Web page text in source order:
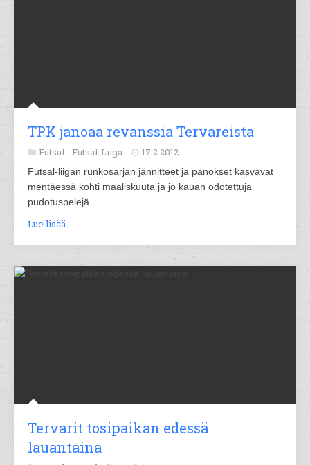
TPK janoaa revanssia Tervareista
Futsal - Futsal-Liiga 17.2.2012
Futsal-liigan runkosarjan jännitteet ja panokset kasvavat
mentäessä kohti maaliskuuta ja jo kauan odotettuja
pudotuspelejä.
Lue lisää
Tervarit tosipaikan edessä
lauantaina